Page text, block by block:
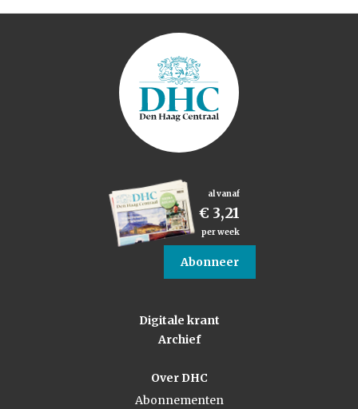
al vanaf
€ 3,21
per week
Abonneer
Digitale krant
Archief
Over DHC
Abonnementen